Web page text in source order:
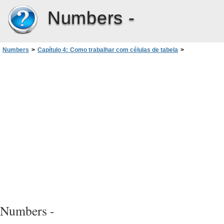
Numbers -
Numbers > Capítulo 4: Como trabalhar com células de tabela >
Numbers -